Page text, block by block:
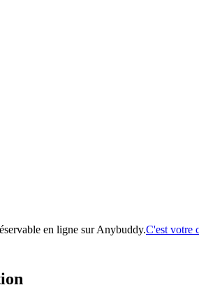
en ligne sur Anybuddy.C'est votre